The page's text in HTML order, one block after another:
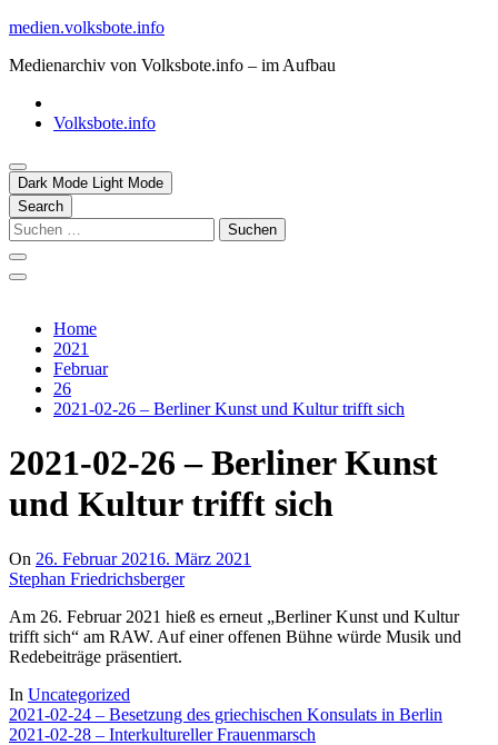
Skip
content
medien.volksbote.info
Medienarchiv von Volksbote.info – im Aufbau
Volksbote.info
Dark Mode Light Mode
Search
Suchen
nach:
Home
2021
Februar
26
2021-02-26 – Berliner Kunst und Kultur trifft sich
2021-02-26 – Berliner Kunst
und Kultur trifft sich
On 26. Februar 20216. März 2021
Stephan Friedrichsberger
Am 26. Februar 2021 hieß es erneut „Berliner Kunst und Kultur
trifft sich“ am RAW. Auf einer offenen Bühne würde Musik und
Redebeiträge präsentiert.
In Uncategorized
Beitragsnavigation
2021-02-24 – Besetzung des griechischen Konsulats in Berlin
2021-02-28 – Interkultureller Frauenmarsch